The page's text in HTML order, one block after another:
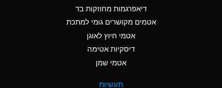
Ammonia Anhydrous
C
Ammonia Gas (cold)
A
Ammonia Gas (hot)
דיאפרגמות מחוזקות בד
אטמים מקושרים גומי למתכת
אטמי חיוץ לאוגן
דיסקיות אטימה
אטמי שמן
תעשיות